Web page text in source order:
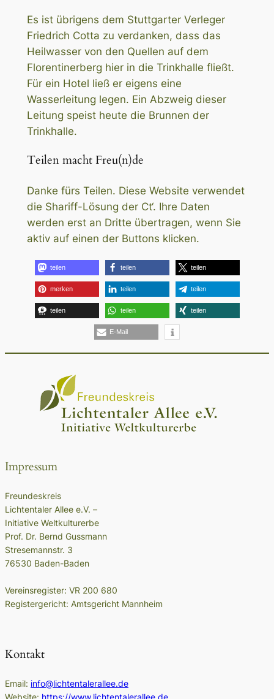
Es ist übrigens dem Stuttgarter Verleger
Friedrich Cotta zu verdanken, dass das
Heilwasser von den Quellen auf dem
Florentinerberg hier in die Trinkhalle fließt.
Für ein Hotel ließ er eigens eine
Wasserleitung legen. Ein Abzweig dieser
Leitung speist heute die Brunnen der
Trinkhalle.
Teilen macht Freu(n)de
Danke fürs Teilen. Diese Website verwendet
die Shariff-Lösung der Ct‘. Ihre Daten
werden erst an Dritte übertragen, wenn Sie
aktiv auf einen der Buttons klicken.
teilen teilen teilen
merken teilen teilen
teilen teilen teilen
E-Mail
Impressum
Freundeskreis
Lichtentaler Allee e.V. –
Initiative Weltkulturerbe
Prof. Dr. Bernd Gussmann
Stresemannstr. 3
76530 Baden-Baden
Vereinsregister: VR 200 680
Registergericht: Amtsgericht Mannheim
Kontakt
Email: info@lichtentalerallee.de
Website: https://www.lichtentalerallee.de